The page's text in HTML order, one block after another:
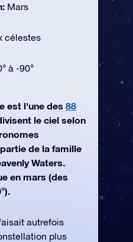
Mars
célestes
à -90°
est l'une des 88
le ciel selon
de la famille
Waters.
en mars (des
autrefois
plus